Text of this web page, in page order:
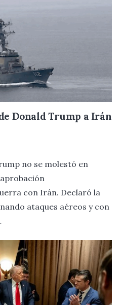
Donald Trump a Irán
no se molestó en
con Irán. Declaró la
ataques aéreos y con